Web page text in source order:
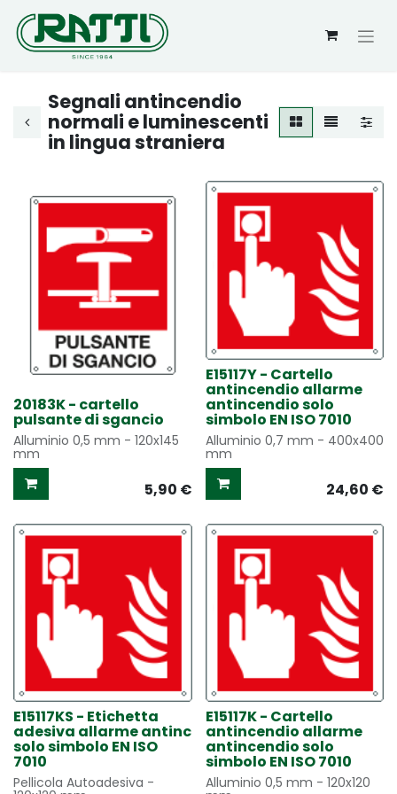
Segnali antincendio
normali e luminescenti
in lingua straniera
20183K - cartello
pulsante di sgancio
Alluminio 0,5 mm - 120x145
mm
5,90 €
E15117Y - Cartello
antincendio allarme
antincendio solo
simbolo EN ISO 7010
Alluminio 0,7 mm - 400x400
mm
24,60 €
E15117KS - Etichetta
adesiva allarme antinc
solo simbolo EN ISO
7010
Pellicola Autoadesiva -
E15117K - Cartello
antincendio allarme
antincendio solo
simbolo EN ISO 7010
Alluminio 0,5 mm - 120x120